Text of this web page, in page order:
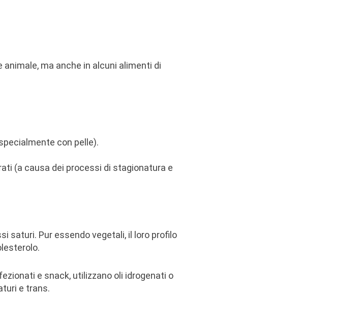
ma anche in alcuni alimenti di
con pelle).
(a causa dei processi di stagionatura e
saturi. Pur essendo vegetali, il loro profilo
e snack, utilizzano oli idrogenati o
e trans.